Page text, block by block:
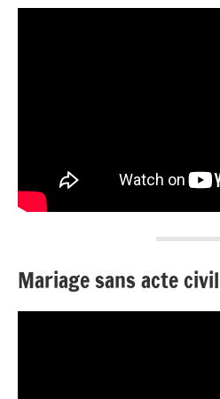
Mariage sans acte civil